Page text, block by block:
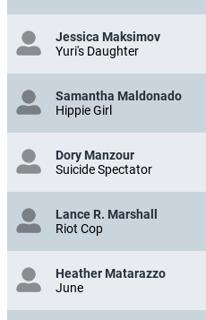
Jessica Maksimov
Yuri's Daughter
Samantha Maldonado
Hippie Girl
Dory Manzour
Suicide Spectator
Lance R. Marshall
Riot Cop
Heather Matarazzo
June